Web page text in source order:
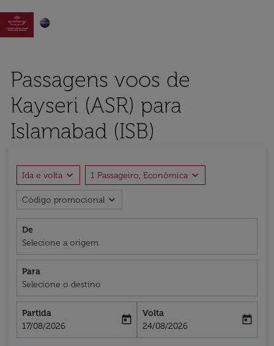

Passagens voos de
Kayseri (ASR) para
Islamabad (ISB)
Ida e volta expand_more 1 Passageiro, Econômica expand_more
Código promocional expand_more
De
Selecione a origem
Para
Selecione o destino
Partida
fc-booking-departure-date-aria-label
17/08/2026
today
Volta
fc-booking-return-date-aria-label
24/08/2026
today